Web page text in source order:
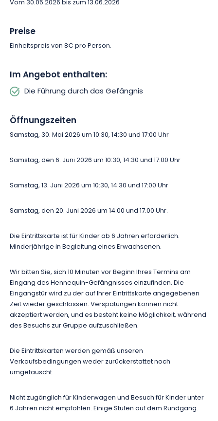
Vom 30.05.2026 bis zum 13.06.2026
Preise
Einheitspreis von 8€ pro Person.
Im Angebot enthalten:
Die Führung durch das Gefängnis
Öffnungszeiten
Samstag, 30. Mai 2026 um 10:30, 14:30 und 17:00 Uhr
Samstag, den 6. Juni 2026 um 10:30, 14:30 und 17:00 Uhr
Samstag, 13. Juni 2026 um 10:30, 14:30 und 17:00 Uhr
Samstag, den 20. Juni 2026 um 14.00 und 17.00 Uhr.
Die Eintrittskarte ist für Kinder ab 6 Jahren erforderlich.
Minderjährige in Begleitung eines Erwachsenen.
Wir bitten Sie, sich 10 Minuten vor Beginn Ihres Termins am
Eingang des Hennequin-Gefängnisses einzufinden. Die
Eingangstür wird zu der auf Ihrer Eintrittskarte angegebenen
Zeit wieder geschlossen. Verspätungen können nicht
akzeptiert werden, und es besteht keine Möglichkeit, während
des Besuchs zur Gruppe aufzuschließen.
Die Eintrittskarten werden gemäß unseren
Verkaufsbedingungen weder zurückerstattet noch
umgetauscht.
Nicht zugänglich für Kinderwagen und Besuch für Kinder unter
6 Jahren nicht empfohlen. Einige Stufen auf dem Rundgang.